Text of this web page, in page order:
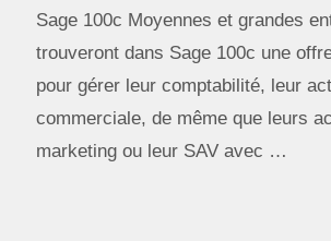
Sage 100c Moyennes et grandes
trouveront dans Sage 100c une
pour gérer leur comptabilité, leur
commerciale, de même que leurs
marketing ou leur SAV avec …